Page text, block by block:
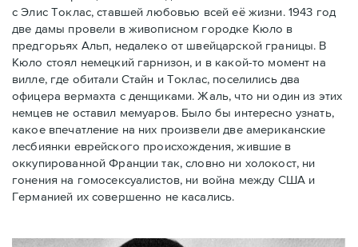
с Элис Токлас, ставшей любовью всей её жизни. 1943 год
две дамы провели в живописном городке Кюло в
предгорьях Альп, недалеко от швейцарской границы. В
Кюло стоял немецкий гарнизон, и в какой-то момент на
вилле, где обитали Стайн и Токлас, поселились два
офицера вермахта с денщиками. Жаль, что ни один из этих
немцев не оставил мемуаров. Было бы интересно узнать,
какое впечатление на них произвели две американские
лесбиянки еврейского происхождения, жившие в
оккупированной Франции так, словно ни холокост, ни
гонения на гомосексуалистов, ни война между США и
Германией их совершенно не касались.